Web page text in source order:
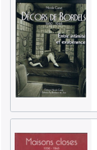
Verkäufer werden
Hilfe